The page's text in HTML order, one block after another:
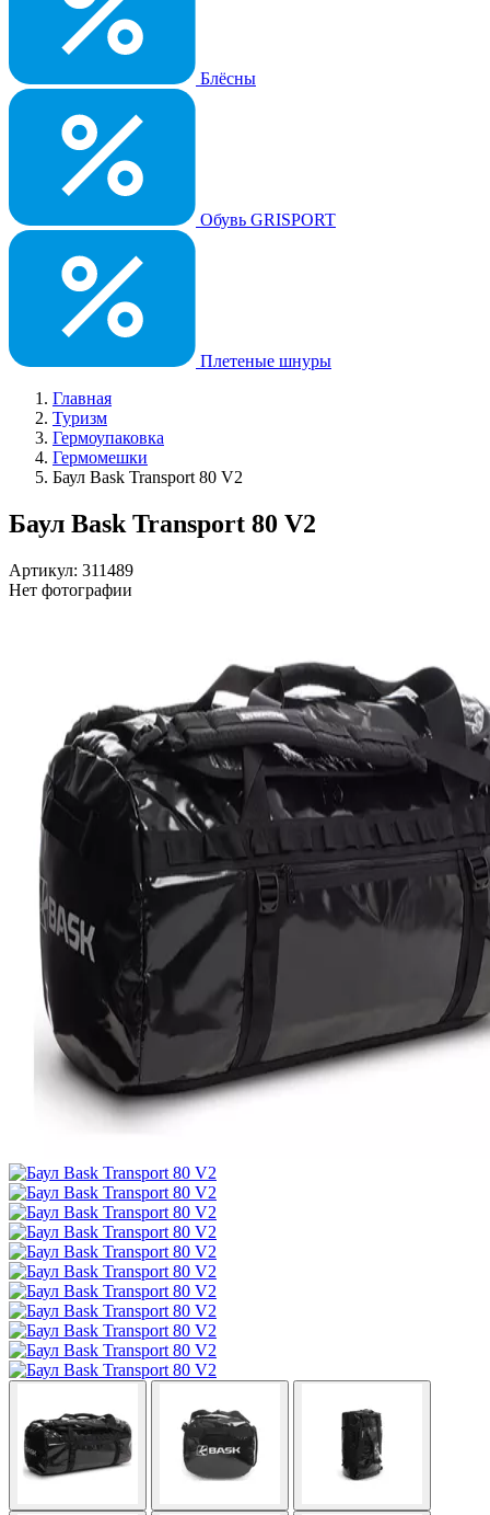
Блёсны
Обувь GRISPORT
Плетеные шнуры
Главная
Туризм
Гермоупаковка
Гермомешки
Баул Bask Transport 80 V2
Баул Bask Transport 80 V2
Артикул: 311489
Нет фотографии